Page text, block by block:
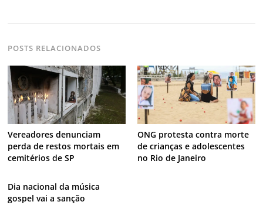
POSTS RELACIONADOS
Vereadores denunciam
perda de restos mortais em
cemitérios de SP
ONG protesta contra morte
de crianças e adolescentes
no Rio de Janeiro
Dia nacional da música
gospel vai a sanção